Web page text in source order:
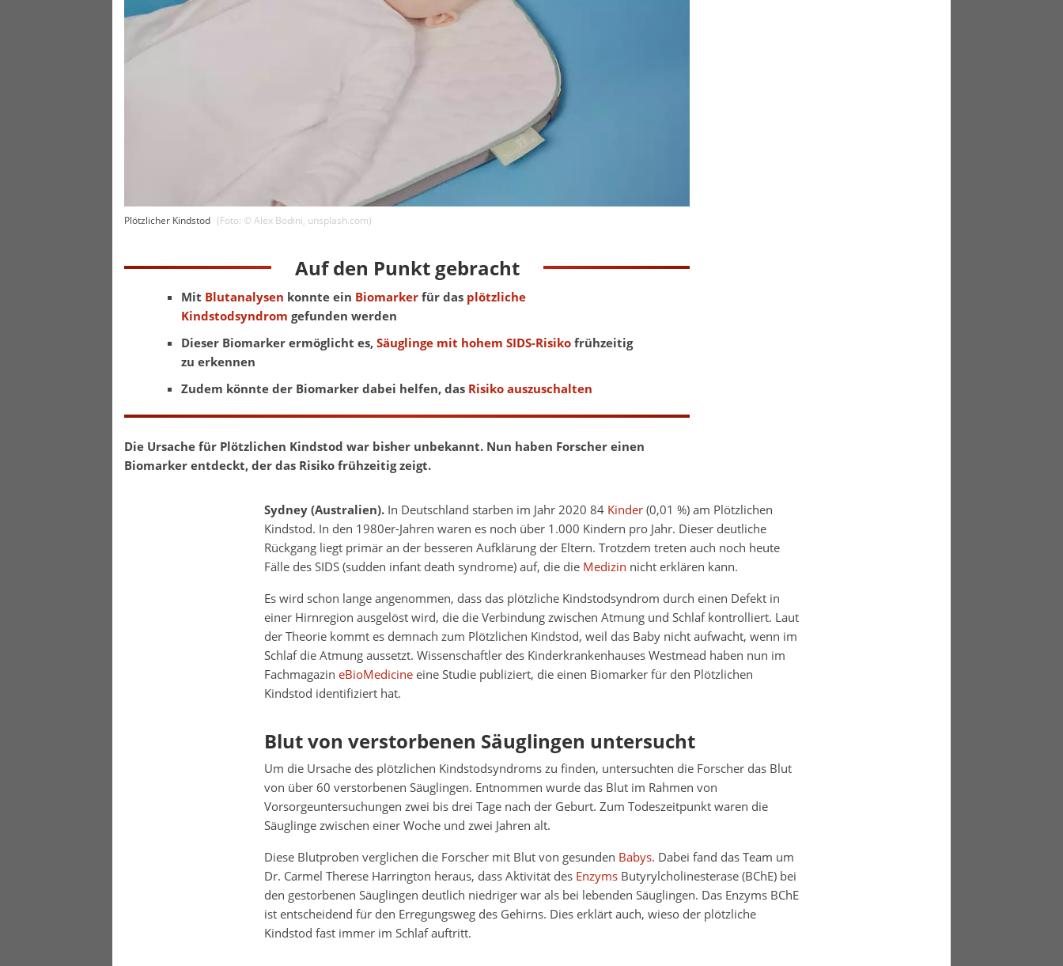
Plötzlicher Kindstod (Foto: © Alex Bodini, unsplash.com)
Auf den Punkt gebracht
Mit Blutanalysen konnte ein Biomarkerfür das plötzliche
Kindstodsyndrom gefunden werden
Dieser Biomarker ermöglicht es,Säuglinge mit hohem SIDS-Risikofrühzeitig
zu erkennen
Zudem könnte der Biomarker dabei helfen, das Risiko auszuschalten
Die Ursache für Plötzlichen Kindstod war bisher unbekannt. Nun haben Forscher einen
Biomarker entdeckt, der das Risiko frühzeitig zeigt.
Sydney (Australien). In Deutschland starben im Jahr 2020 84 Kinder(0,01 %) am Plötzlichen
Kindstod. In den 1980er-Jahren waren es noch über 1.000 Kindern pro Jahr. Dieser deutliche
Rückgang liegt primär an der besseren Aufklärung der Eltern. Trotzdem treten auch noch heute
Fälle des SIDS (sudden infant death syndrome) auf, die die Medizin nicht erklären kann.
Es wird schon lange angenommen, dass das plötzliche Kindstodsyndrom durch einen Defekt in
einer Hirnregion ausgelöst wird, die die Verbindung zwischen Atmung und Schlaf kontrolliert. Laut
der Theorie kommt es demnach zum Plötzlichen Kindstod, weil das Baby nicht aufwacht, wenn im
Schlaf die Atmung aussetzt. Wissenschaftler des Kinderkrankenhauses Westmead haben nun im
Fachmagazin eBioMedicineeine Studie publiziert, die einen Biomarker für den Plötzlichen
Kindstod identifiziert hat.
Blut von verstorbenen Säuglingen untersucht
Um die Ursache des plötzlichen Kindstodsyndroms zu finden, untersuchten die Forscher das Blut
von über 60 verstorbenen Säuglingen. Entnommen wurde das Blut im Rahmen von
Vorsorgeuntersuchungen zwei bis drei Tage nach der Geburt. Zum Todeszeitpunkt waren die
Säuglinge zwischen einer Woche und zwei Jahren alt.
Diese Blutproben verglichen die Forscher mit Blut von gesunden Babys. Dabei fand das Team um
Dr. Carmel Therese Harrington heraus, dass Aktivität des EnzymsButyrylcholinesterase (BChE) bei
den gestorbenen Säuglingen deutlich niedriger war als bei lebenden Säuglingen. Das Enzyms BChE
ist entscheidend für den Erregungsweg des Gehirns. Dies erklärt auch, wieso der plötzliche
Kindstod fast immer im Schlaf auftritt.